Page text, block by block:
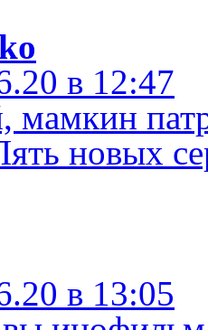
в 12:47
мамкин
новых
в 13:05